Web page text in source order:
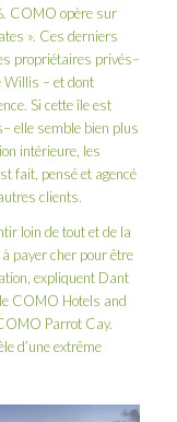
COMO opère sur
». Ces derniers
propriétaires privés–
Willis – et dont
Si cette île est
elle semble bien plus
intérieure, les
fait, pensé et agencé
clients.
loin de tout et de la
payer cher pour être
expliquent Dant
COMO Hotels and
Parrot Cay.
d’une extrême